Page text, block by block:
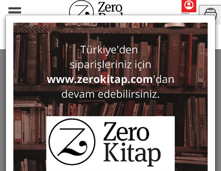
Haluk Perk
SEARCH: HALUK PERK 24 ürün bulundu
Filter Show Only in Stock